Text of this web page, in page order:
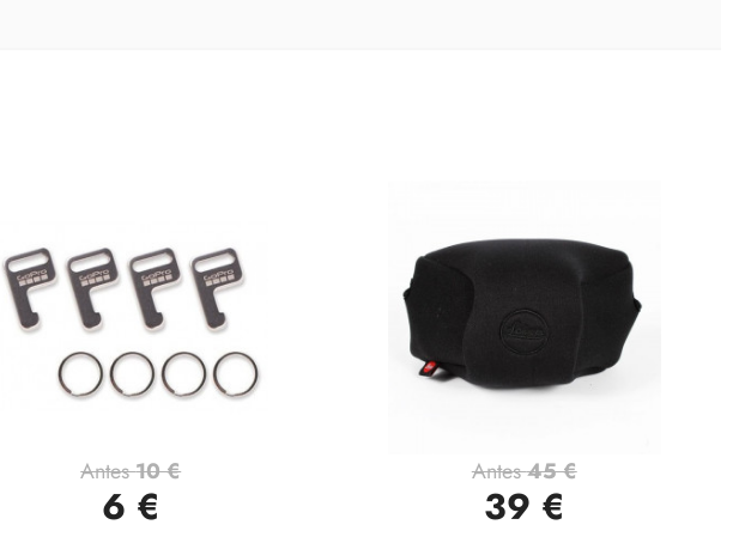
Vista rápida
Antes10 €
6 € Vista rápida
Antes45 €
39 €